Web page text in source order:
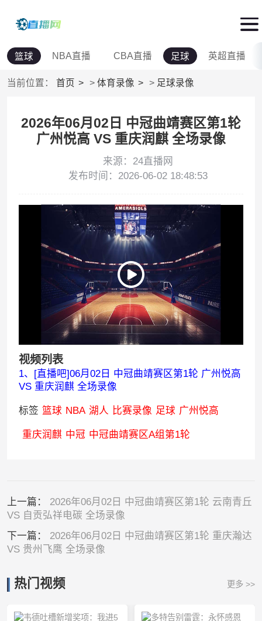
篮球 NBA直播 CBA直播 足球 英超直播
当前位置： 首页 > 体育录像 > 足球录像
2026年06月02日 中冠曲靖赛区第1轮
广州悦高 VS 重庆润麒 全场录像
来源：24直播网
发布时间：2026-06-02 18:48:53
视频列表
1、[直播吧]06月02日 中冠曲靖赛区第1轮 广州悦高
VS 重庆润麒 全场录像
标签 篮球 NBA 湖人 比赛录像 足球 广州悦高
重庆润麒 中冠 中冠曲靖赛区A组第1轮
上一篇： 2026年06月02日 中冠曲靖赛区第1轮 云南青丘
VS 自贡弘祥电碳 全场录像
下一篇： 2026年06月02日 中冠曲靖赛区第1轮 重庆瀚达
VS 贵州飞鹰 全场录像
热门视频 更多 >>